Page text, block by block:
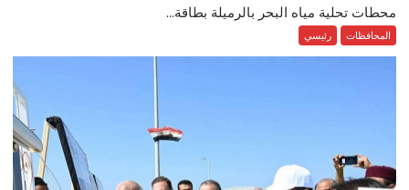
محطات تحلية مياه البحر بالرميلة بطاقة...
المحافظات رئيسي